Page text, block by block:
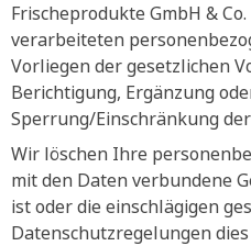
Frischeprodukte GmbH &
verarbeiteten
Vorliegen der gesetzlichen
Berichtigung, Ergänzung
Sperrung/Einschränkung
Wir löschen Ihre
mit den Daten verbundene
ist oder die einschlägigen
Datenschutzregelungen